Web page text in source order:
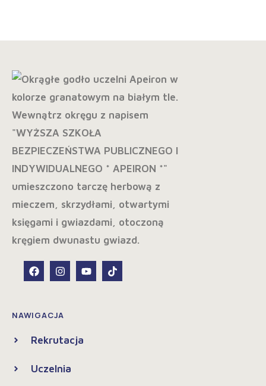
NAWIGACJA
Rekrutacja
Uczelnia